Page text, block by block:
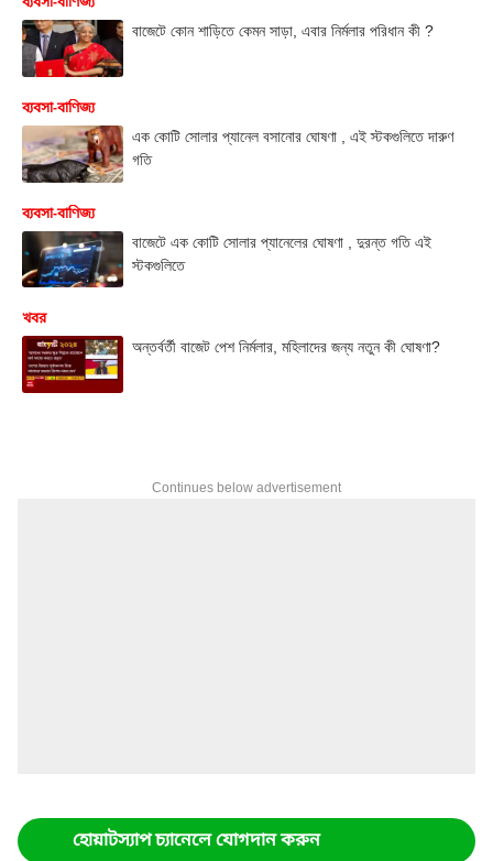
বাজেটে কোন শাড়িতে কেমন সাড়া, এবার নির্মলার পরিধান কী ?
ব্যবসা-বাণিজ্য
এক কোটি সোলার প্যানেল বসানোর ঘোষণা , এই স্টকগুলিতে দারুণ
গতি
ব্যবসা-বাণিজ্য
বাজেটে এক কোটি সোলার প্যানেলের ঘোষণা , দুরন্ত গতি এই
স্টকগুলিতে
খবর
অন্তর্বর্তী বাজেট পেশ নির্মলার, মহিলাদের জন্য নতুন কী ঘোষণা?
Continues below advertisement
হোয়াটস্যাপ চ্যানেলে যোগদান করুন